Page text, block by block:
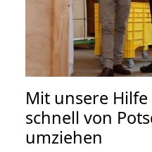
Mit unsere
schnell von
umziehen